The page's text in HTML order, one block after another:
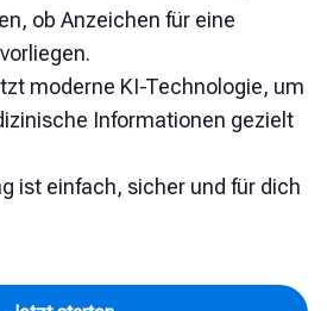
ob Anzeichen für eine
moderne KI-Technologie, um
Informationen gezielt
ist einfach, sicher und für dich